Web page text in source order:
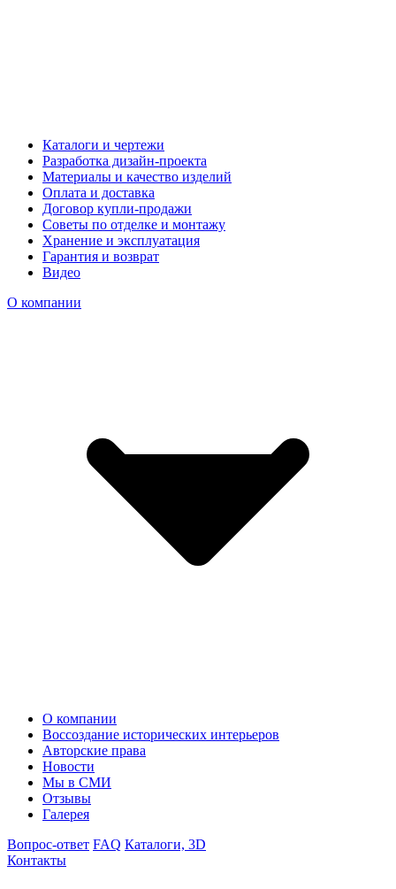
Каталоги и чертежи
Разработка дизайн-проекта
Материалы и качество изделий
Оплата и доставка
Договор купли-продажи
Советы по отделке и монтажу
Хранение и эксплуатация
Гарантия и возврат
Видео
О компании
О компании
Воссоздание исторических интерьеров
Авторские права
Новости
Мы в СМИ
Отзывы
Галерея
Вопрос-ответ FAQ Каталоги, 3D
Контакты